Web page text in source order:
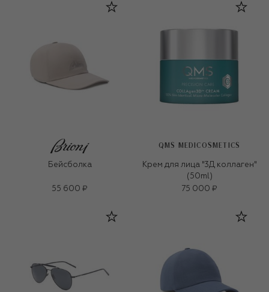
Бейсболка
55 600 ₽
QMS MEDICOSMETICS
Крем для лица "3Д коллаген"
(50ml)
75 000 ₽